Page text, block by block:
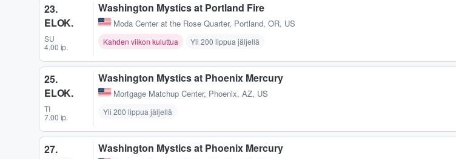
23.
ELOK.
SU
4.00 ip.
Washington Mystics at Portland Fire
Moda Center at the Rose Quarter, Portland, OR, US
Kahden viikon kuluttua Yli 200 lippua jäljellä
25.
ELOK.
TI
7.00 ip.
Washington Mystics at Phoenix Mercury
Mortgage Matchup Center, Phoenix, AZ, US
Yli 200 lippua jäljellä
27.
Washington Mystics at Phoenix Mercury